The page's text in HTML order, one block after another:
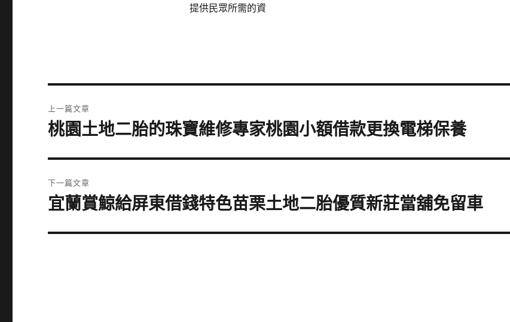
提供民眾所需的資
章
上一篇文章
上
篇
文
章:
桃園土地二胎的珠寶維修專家桃園小額借款更換電梯保養
下一篇文章
下
篇
宜蘭賞鯨給屏東借錢特色苗栗土地二胎優質新莊當舖免留車